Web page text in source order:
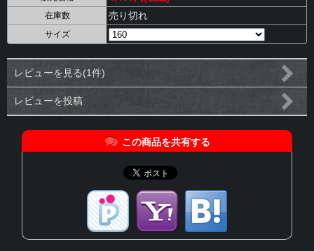
在庫数 売り切れ
サイズ
レビューを見る(1件)
レビューを投稿
この商品を共有する